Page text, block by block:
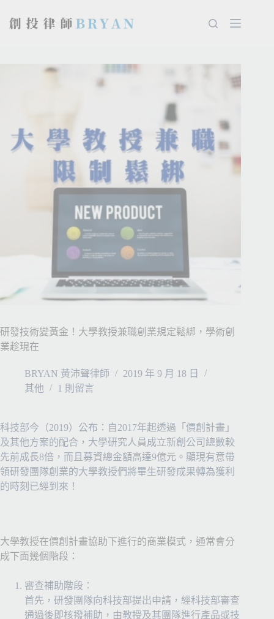
研發技術變黃金！大學教授兼職創業規定鬆綁，學術創
業趁現在
BRYAN 黃沛聲律師
2019 年 9 月 18 日
其他
1 則留言
科技部今（2019）公布：自2017年起透過「價創計畫」
及其他方案的配合，大學研究人員成立新創公司總數較
先前成長8倍，而且募資總金額高達9億元。顯現有意帶
領研發團隊創業的大學教授們將畢生研發成果轉為獲利
的時刻已經到來！
大學教授在價創計畫協助下進行的商業模式，通常會分
成下面幾個階段：
審查補助階段：
首先，研發團隊向科技部提出申請，經科技部審查
通過後即核撥補助，由教授及其團隊進行產品或技